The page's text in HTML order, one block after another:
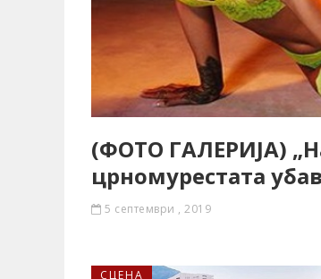
(ФОТО ГАЛЕРИЈА)
црномурестата
5 септември , 2019
СЦЕНА